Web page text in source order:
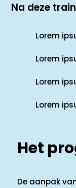
Na deze
Lorem
Lorem
Lorem
Lorem
Het
De aanpak